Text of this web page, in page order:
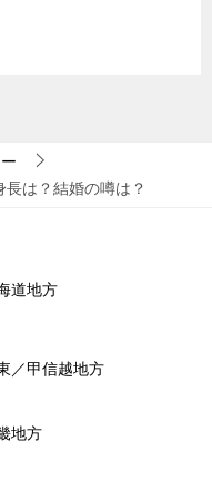
は？結婚の噂は？
道地方
／甲信越地方
地方